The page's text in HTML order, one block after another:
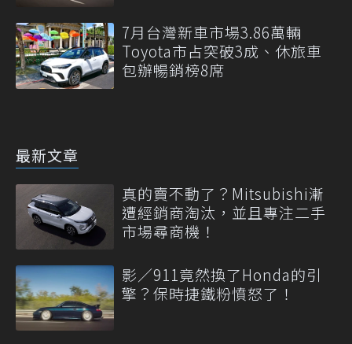
7月台灣新車市場3.86萬輛
Toyota市占突破3成、休旅車
包辦暢銷榜8席
最新文章
真的賣不動了？Mitsubishi漸
遭經銷商淘汰，並且專注二手
市場尋商機！
影／911竟然換了Honda的引
擎？保時捷鐵粉憤怒了！